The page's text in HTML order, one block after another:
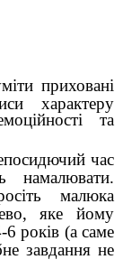
приховані
характеру
та
час
намалювати.
малюка
яке йому
років (а саме
завдання не